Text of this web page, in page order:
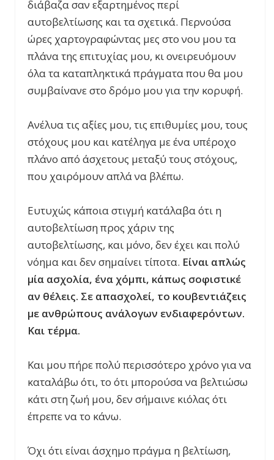
διάβαζα σαν εξαρτημένος περί
αυτοβελτίωσης και τα σχετικά. Περνούσα
ώρες χαρτογραφώντας μες στο νου μου τα
πλάνα της επιτυχίας μου, κι ονειρευόμουν
όλα τα καταπληκτικά πράγματα που θα μου
συμβαίνανε στο δρόμο μου για την κορυφή.
Ανέλυα τις αξίες μου, τις επιθυμίες μου, τους
στόχους μου και κατέληγα με ένα υπέροχο
πλάνο από άσχετους μεταξύ τους στόχους,
που χαιρόμουν απλά να βλέπω.
Ευτυχώς κάποια στιγμή κατάλαβα ότι η
αυτοβελτίωση προς χάριν της
αυτοβελτίωσης, και μόνο, δεν έχει και πολύ
νόημα και δεν σημαίνει τίποτα. Είναι απλώς
μία ασχολία, ένα χόμπι, κάπως σοφιστικέ
αν θέλεις. Σε απασχολεί, το κουβεντιάζεις
με ανθρώπους ανάλογων ενδιαφερόντων.
Και τέρμα.
Και μου πήρε πολύ περισσότερο χρόνο για να
καταλάβω ότι, το ότι μπορούσα να βελτιώσω
κάτι στη ζωή μου, δεν σήμαινε κιόλας ότι
έπρεπε να το κάνω.
Όχι ότι είναι άσχημο πράγμα η βελτίωση,